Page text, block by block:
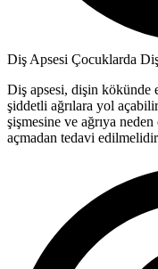
Diş Apsesi Çocuklarda
Diş apsesi, dişin kökünde
şiddetli ağrılara yol
şişmesine ve ağrıya
açmadan tedavi